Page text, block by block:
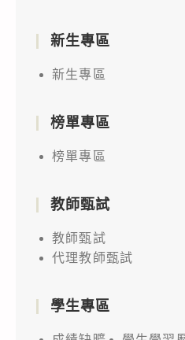
新生專區
新生專區
榜單專區
榜單專區
教師甄試
教師甄試
代理教師甄試
學生專區